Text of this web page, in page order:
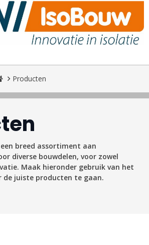
Producten
een breed assortiment aan
diverse bouwdelen, voor zowel
Maak hieronder gebruik van het
juiste producten te gaan.